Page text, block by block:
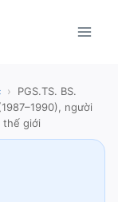
›
PGS.TS. BS.
người
thế giới